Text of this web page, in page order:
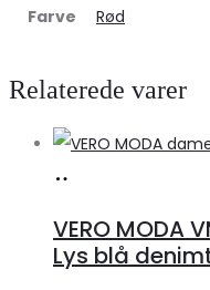
Farve Rød
Relaterede varer
Klædeskabet.dk
VERO MODA
Lys blå